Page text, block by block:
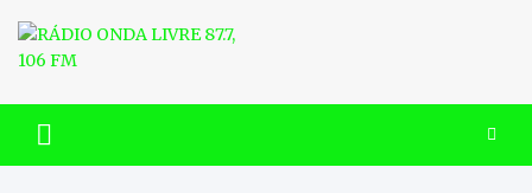
content
RÁDIO ONDA LIVRE 87.7, 106
FM